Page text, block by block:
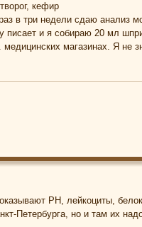
кефир
в три недели сдаю
писает и я собираю 20 мл
магазинах. Я не
РН, лейкоциты,
Петербурга, но и там их